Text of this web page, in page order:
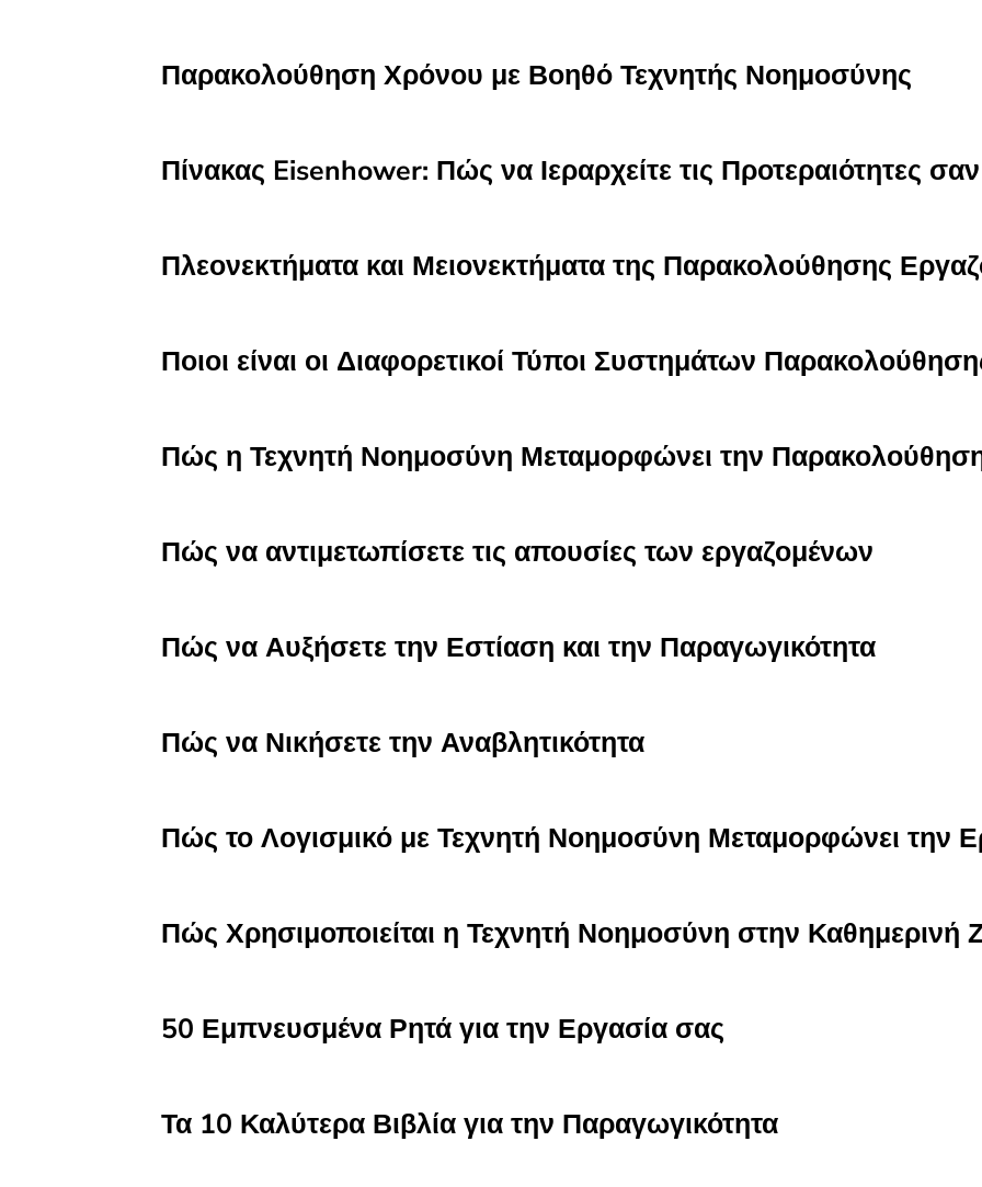
Παρακολούθηση Χρόνου με Βοηθό Τεχνητής Νοημοσύνης
Πίνακας Eisenhower: Πώς να Ιεραρχείτε τις Προτεραιότητες
Πλεονεκτήματα και Μειονεκτήματα της Παρακολούθησης
Ποιοι είναι οι Διαφορετικοί Τύποι Συστημάτων
Πώς η Τεχνητή Νοημοσύνη Μεταμορφώνει την
Πώς να αντιμετωπίσετε τις απουσίες των εργαζομένων
Πώς να Αυξήσετε την Εστίαση και την Παραγωγικότητα
Πώς να Νικήσετε την Αναβλητικότητα
Πώς το Λογισμικό με Τεχνητή Νοημοσύνη Μεταμορφώνει την
Πώς Χρησιμοποιείται η Τεχνητή Νοημοσύνη στην Καθημερινή
50 Εμπνευσμένα Ρητά για την Εργασία σας
Τα 10 Καλύτερα Βιβλία για την Παραγωγικότητα